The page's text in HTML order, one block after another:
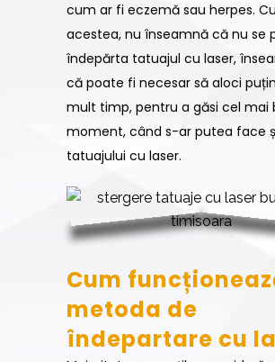
cum ar fi eczemă sau herpes.
acestea, nu înseamnă că nu se
îndepărta tatuajul cu laser,
că poate fi necesar să aloci
mult timp, pentru a găsi cel mai
moment, când s-ar putea face
tatuajului cu laser.
Cum
metoda de
îndepartare cu